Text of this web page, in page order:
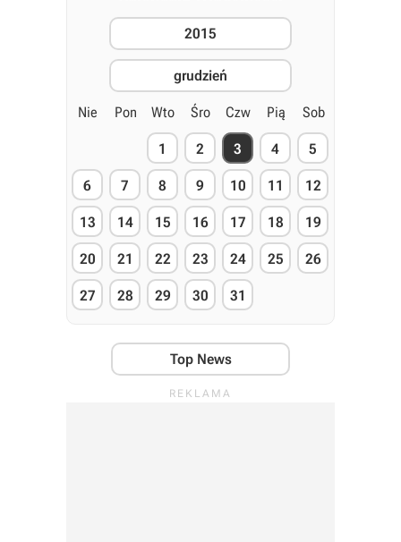
2015
grudzień
Nie Pon Wto Śro Czw Pią Sob
1 2 3 4 5
6 7 8 9 10 11 12
13 14 15 16 17 18 19
20 21 22 23 24 25 26
27 28 29 30 31
Top News